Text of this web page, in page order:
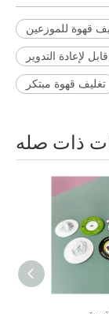
قهوة للموزعين
لإعادة التدوير
تغليف قهوة مبتكر
ذات صله